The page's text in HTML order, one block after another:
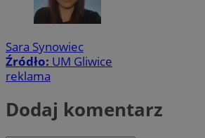
Sara Synowiec
Źródło: UM Gliwice
reklama
Dodaj komentarz